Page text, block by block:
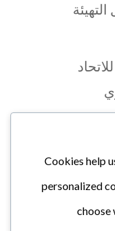
صابة
Cookies help
personalized
choose